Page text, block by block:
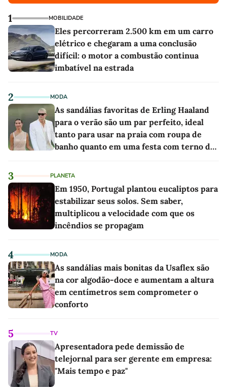
1 MOBILIDADE
Eles percorreram 2.500 km em um carro
elétrico e chegaram a uma conclusão
difícil: o motor a combustão continua
imbatível na estrada
2 MODA
As sandálias favoritas de Erling Haaland
para o verão são um par perfeito, ideal
tanto para usar na praia com roupa de
banho quanto em uma festa com terno de
3 PLANETA
Em 1950, Portugal plantou eucaliptos para
estabilizar seus solos. Sem saber,
multiplicou a velocidade com que os
incêndios se propagam
4 MODA
As sandálias mais bonitas da Usaflex são
na cor algodão-doce e aumentam a altura
em centímetros sem comprometer o
conforto
5 TV
Apresentadora pede demissão de
telejornal para ser gerente em empresa:
"Mais tempo e paz"